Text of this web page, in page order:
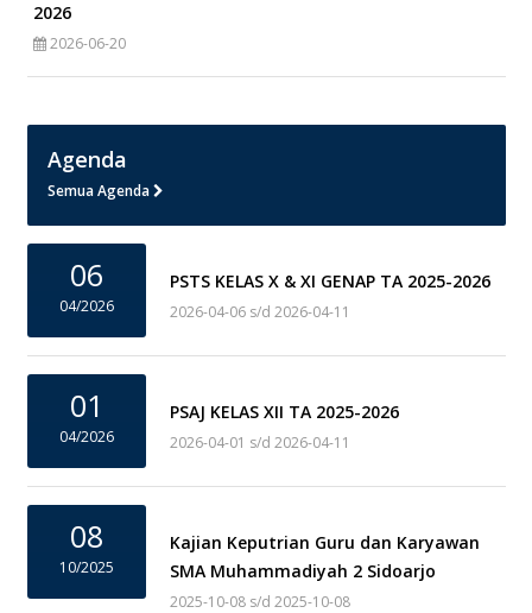
2026
2026-06-20
Agenda
Semua Agenda
06
04/2026
PSTS KELAS X & XI GENAP TA 2025-2026
2026-04-06 s/d 2026-04-11
01
04/2026
PSAJ KELAS XII TA 2025-2026
2026-04-01 s/d 2026-04-11
08
10/2025
Kajian Keputrian Guru dan Karyawan
SMA Muhammadiyah 2 Sidoarjo
2025-10-08 s/d 2025-10-08